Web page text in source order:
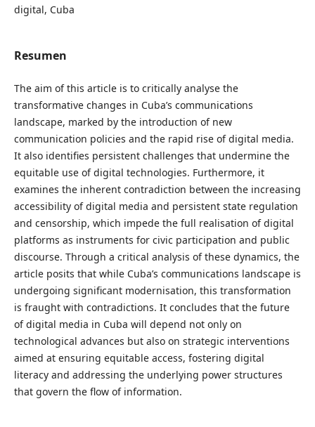
digital, Cuba
Resumen
The aim of this article is to critically analyse the
transformative changes in Cuba’s communications
landscape, marked by the introduction of new
communication policies and the rapid rise of digital media.
It also identifies persistent challenges that undermine the
equitable use of digital technologies. Furthermore, it
examines the inherent contradiction between the increasing
accessibility of digital media and persistent state regulation
and censorship, which impede the full realisation of digital
platforms as instruments for civic participation and public
discourse. Through a critical analysis of these dynamics, the
article posits that while Cuba’s communications landscape is
undergoing significant modernisation, this transformation
is fraught with contradictions. It concludes that the future
of digital media in Cuba will depend not only on
technological advances but also on strategic interventions
aimed at ensuring equitable access, fostering digital
literacy and addressing the underlying power structures
that govern the flow of information.